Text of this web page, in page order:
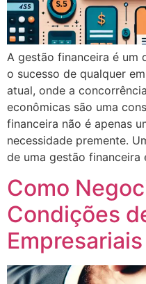
A gestão financeira é um
o sucesso de qualquer
atual, onde a
econômicas são uma
financeira não é apenas
necessidade premente.
de uma gestão
Como
Condições
Empresariais